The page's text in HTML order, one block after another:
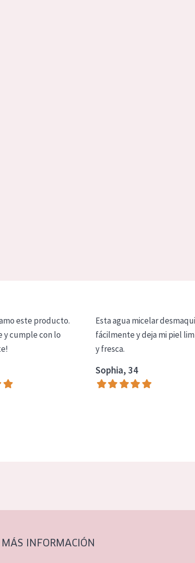
este producto.
y cumple con lo
Esta agua micelar
fácilmente y deja mi piel
y fresca.
Sophia, 34
MÁS INFORMACIÓN